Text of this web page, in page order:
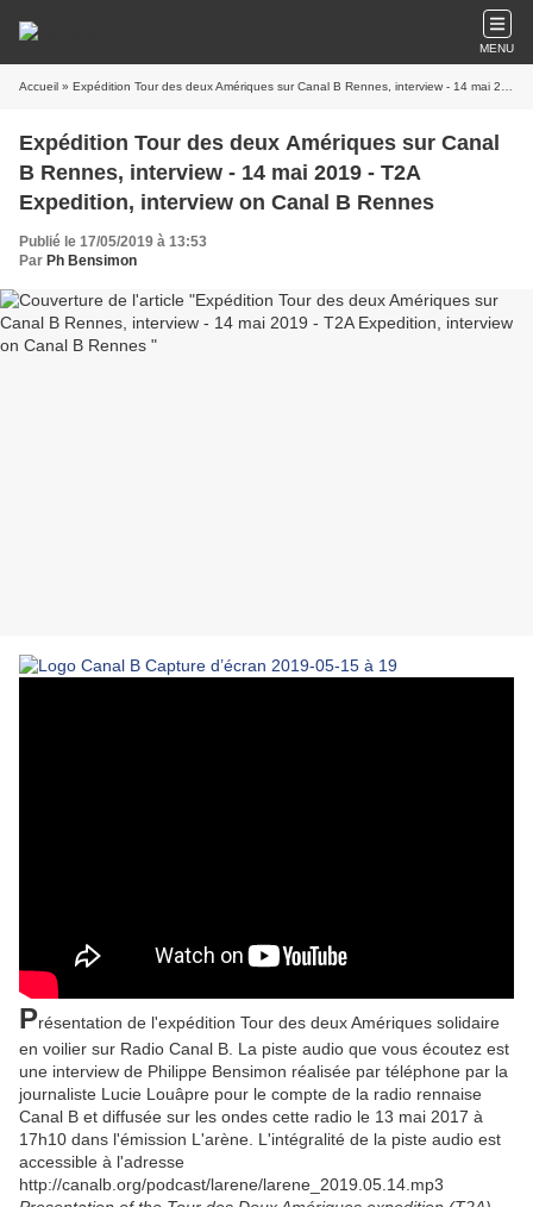
MENU
Accueil » Expédition Tour des deux Amériques sur Canal B Rennes, interview - 14 mai 2019 - T2A Expedition, interview on Canal B Rennes
Expédition Tour des deux Amériques sur Canal
B Rennes, interview - 14 mai 2019 - T2A
Expedition, interview on Canal B Rennes
Publié le 17/05/2019 à 13:53
Par Ph Bensimon
Présentation de l'expédition Tour des deux Amériques solidaire
en voilier sur Radio Canal B. La piste audio que vous écoutez est
une interview de Philippe Bensimon réalisée par téléphone par la
journaliste Lucie Louâpre pour le compte de la radio rennaise
Canal B et diffusée sur les ondes cette radio le 13 mai 2017 à
17h10 dans l'émission L'arène. L'intégralité de la piste audio est
accessible à l'adresse
http://canalb.org/podcast/larene/larene_2019.05.14.mp3